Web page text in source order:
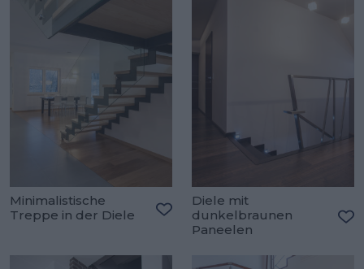
Minimalistische
Treppe in der Diele
Zu den Favoriten hinzufügen
Diele mit
dunkelbraunen
Paneelen